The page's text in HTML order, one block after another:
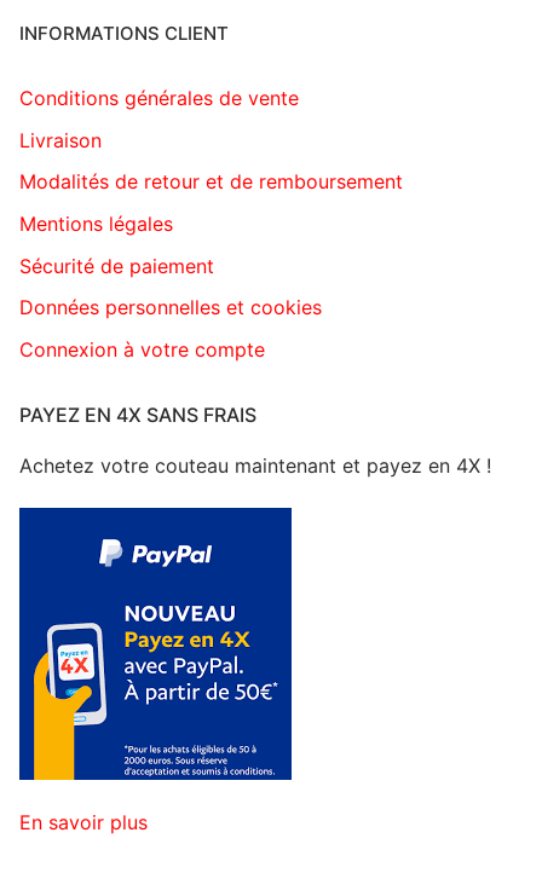
INFORMATIONS CLIENT
Conditions générales de vente
Livraison
Modalités de retour et de remboursement
Mentions légales
Sécurité de paiement
Données personnelles et cookies
Connexion à votre compte
PAYEZ EN 4X SANS FRAIS
Achetez votre couteau maintenant et payez en 4X !
En savoir plus